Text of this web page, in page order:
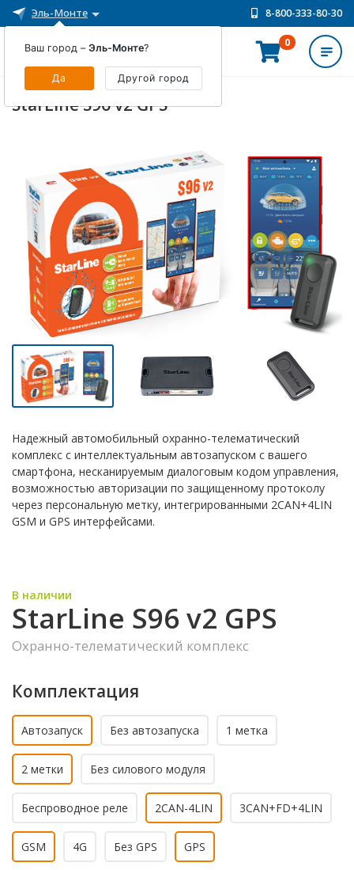
Эль-Монте 8-800-333-80-30
ИНТЕРНЕТ-МАГАЗИН
0
StarLine S96 v2 GPS
Надежный автомобильный охранно-телематический
комплекс с интеллектуальным автозапуском с вашего
смартфона, несканируемым диалоговым кодом управления,
возможностью авторизации по защищенному протоколу
через персональную метку, интегрированными 2CAN+4LIN
GSM и GPS интерфейсами.
В наличии
StarLine S96 v2 GPS
Охранно-телематический комплекс
Комплектация
Автозапуск Без автозапуска 1 метка
2 метки Без силового модуля
Беспроводное реле 2CAN-4LIN 3CAN+FD+4LIN
GSM 4G Без GPS GPS
Ваш город – Эль-Монте?
Да Другой город